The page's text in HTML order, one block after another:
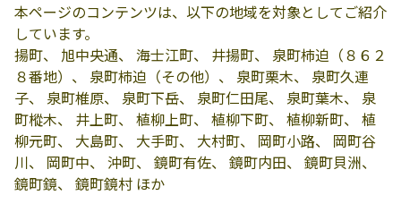
有限会社野村プ
ロパン
妙見町393
有限会社浜田商
店
八代市塩屋町12-
8
0965-32-2778
有限会社大和商
事／第２オート
ガススタンド
八代市大島町
5059
0965-37-0133
本ページのコンテンツは、以下の地域を対象としてご紹介
しています。
揚町、 旭中央通、 海士江町、 井揚町、 泉町柿迫（８６２
８番地）、 泉町柿迫（その他）、 泉町栗木、 泉町久連
子、 泉町椎原、 泉町下岳、 泉町仁田尾、 泉町葉木、 泉
町樅木、 井上町、 植柳上町、 植柳下町、 植柳新町、 植
柳元町、 大島町、 大手町、 大村町、 岡町小路、 岡町谷
川、 岡町中、 沖町、 鏡町有佐、 鏡町内田、 鏡町貝洲、
鏡町鏡、 鏡町鏡村 ほか